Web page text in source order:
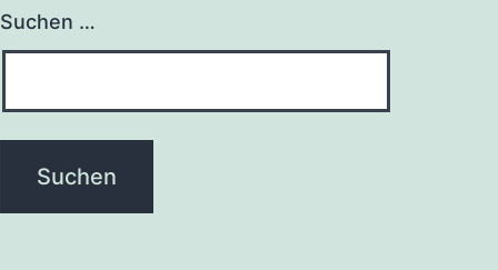
Suchen …